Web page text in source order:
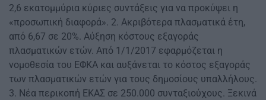
2,6 εκατομμύρια κύριες συντάξεις για να προκύψει η
«προσωπική διαφορά». 2. Ακριβότερα πλασματικά έτη,
από 6,67 σε 20%. Αύξηση κόστους εξαγοράς
πλασματικών ετών. Από 1/1/2017 εφαρμόζεται η
νομοθεσία του ΕΦΚΑ και αυξάνεται το κόστος εξαγοράς
των πλασματικών ετών για τους δημοσίους υπαλλήλους.
3. Νέα περικοπή ΕΚΑΣ σε 250.000 συνταξιούχους. Ξεκινά